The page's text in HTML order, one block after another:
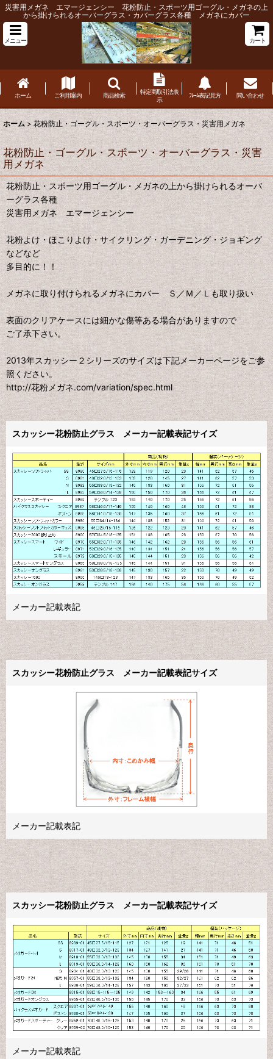
災害用メガネ エマージェンシー 花粉防止・スポーツ用ゴーグル・メガネの上
から掛けられるオーバーグラス・カバーグラス各種 メガネにカバー
メニュー カート
ホーム ご利用案内 商品検索
特定商取引法表
示
ﾌﾚｰﾑ表記見方 問い合わせ
ホーム > 花粉防止・ゴーグル・スポーツ・オーバーグラス・災害用メガネ
花粉防止・ゴーグル・スポーツ・オーバーグラス・災害
用メガネ
花粉防止・スポーツ用ゴーグル・メガネの上から掛けられるオーバ
ーグラス各種
災害用メガネ エマージェンシー
花粉よけ・ほこりよけ・サイクリング・ガーデニング・ジョギング
などなど
多目的に！！
メガネに取り付けられるメガネにカバー Ｓ／Ｍ／Ｌも取り扱い
表面のクリアケースには細かな傷等ある場合がありますので
ご了承下さい。
2013年スカッシー２シリーズのサイズは下記メーカーページをご参
照ください。
http://花粉メガネ.com/variation/spec.html
スカッシー花粉防止グラス メーカー記載表記サイズ
メーカー記載表記
スカッシー花粉防止グラス メーカー記載表記サイズ
メーカー記載表記
スカッシー花粉防止グラス メーカー記載表記サイズ
メーカー記載表記